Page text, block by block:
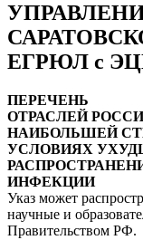
ЕГРЮЛ с
ПЕРЕЧЕНЬ
ОТРАСЛЕЙ
НАИБОЛЬШЕЙ
УСЛОВИЯХ
ИНФЕКЦИИ
Указ может
научные и
Правительством РФ.